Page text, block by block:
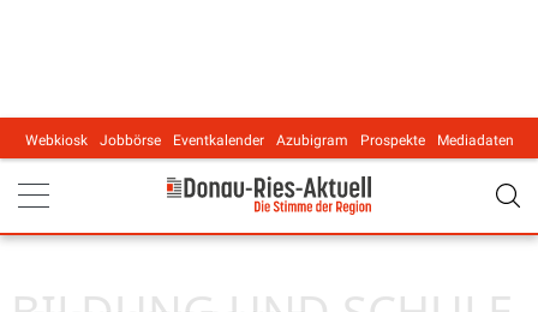
Main navigation
Webkiosk Jobbörse Eventkalender Azubigram Prospekte Mediadaten